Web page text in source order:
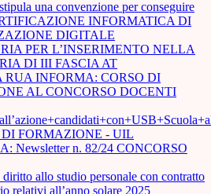
una convenzione per conseguire
INFORMATICA DI
DIGITALE
PER L’INSERIMENTO NELLA
DI III FASCIA AT
RUA INFORMA: CORSO DI
AL CONCORSO DOCENTI
FORMAZIONE - UIL
Newsletter n. 82/24 CONCORSO
diritto allo studio personale con contratto
relativi all’anno solare 2025